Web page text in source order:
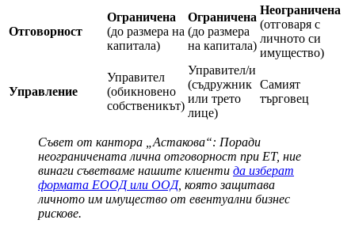
Отговорност
Ограничена
(до размера на
капитала)
Ограничена
(до размера
на капитала)
Неограничена
(отговаря с
личното си
имущество)
Управление
Управител
(обикновено
собственикът)
Управител/и
(съдружник
или трето
лице)
Самият
търговец
Съвет от кантора „Астакова“: Поради
неограничената лична отговорност при ЕТ, ние
винаги съветваме нашите клиенти да изберат
формата ЕООД или ООД, която защитава
личното им имущество от евентуални бизнес
рискове.